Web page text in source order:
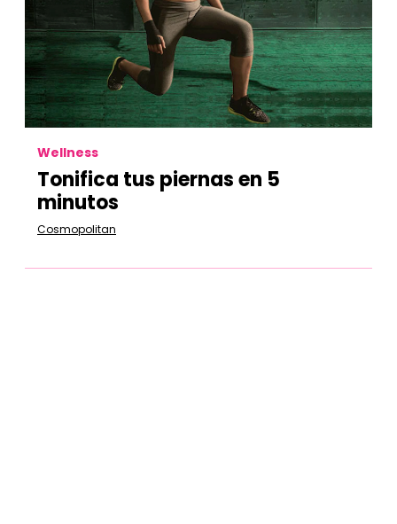
Wellness
Tonifica tus piernas en 5
minutos
Cosmopolitan